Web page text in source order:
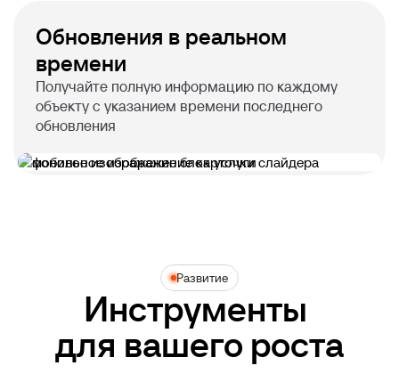
Обновления в реальном
времени
Получайте полную информацию по каждому
объекту с указанием времени последнего
обновления
Развитие
Инструменты
для вашего роста